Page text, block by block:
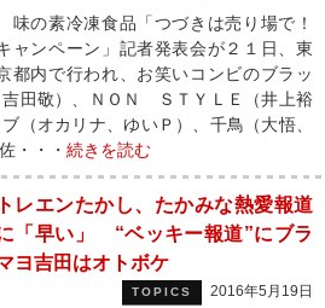
味の素冷凍食品「つづきは売り場で！
ャンペーン」記者発表会が２１日、東
都内で行われ、お笑いコンビのブラッ
吉田敬）、ＮＯＮ ＳＴＹＬＥ（井上裕
（オカリナ、ゆいＰ）、千鳥（大悟、
・・・ 続きを読む
トレエンたかし、たかみな熱愛報道
「早い」 “ベッキー報道”にブラ
ヨ吉田はオトボケ
TOPICS 2016年5月19日